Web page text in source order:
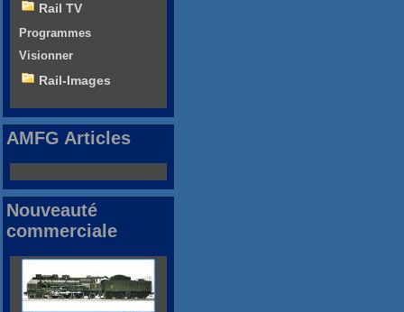
Rail TV
Programmes
Visionner
Rail-Images
AMFG Articles
Nouveauté
commerciale